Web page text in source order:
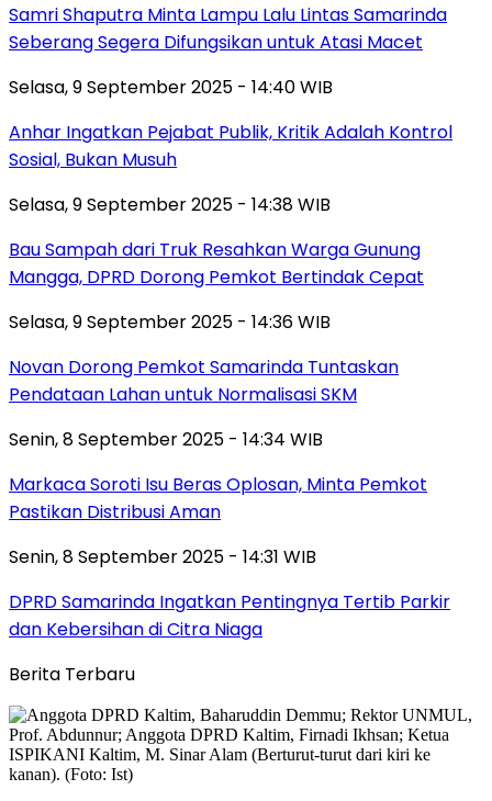
Samri Shaputra Minta Lampu Lalu Lintas Samarinda
Seberang Segera Difungsikan untuk Atasi Macet
Selasa, 9 September 2025 - 14:40 WIB
Anhar Ingatkan Pejabat Publik, Kritik Adalah Kontrol
Sosial, Bukan Musuh
Selasa, 9 September 2025 - 14:38 WIB
Bau Sampah dari Truk Resahkan Warga Gunung
Mangga, DPRD Dorong Pemkot Bertindak Cepat
Selasa, 9 September 2025 - 14:36 WIB
Novan Dorong Pemkot Samarinda Tuntaskan
Pendataan Lahan untuk Normalisasi SKM
Senin, 8 September 2025 - 14:34 WIB
Markaca Soroti Isu Beras Oplosan, Minta Pemkot
Pastikan Distribusi Aman
Senin, 8 September 2025 - 14:31 WIB
DPRD Samarinda Ingatkan Pentingnya Tertib Parkir
dan Kebersihan di Citra Niaga
Berita Terbaru